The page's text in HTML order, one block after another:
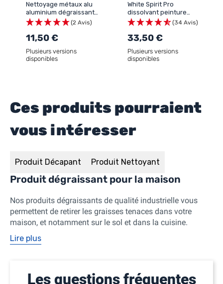
Nettoyage métaux alu
aluminium dégraissant
chaine velo moto auto
remplace le trichlo
ethylèn - NETTOYANT
DÉGRAISSANT TOUS
METAUX
(2 Avis)
11,50 €
Plusieurs versions
disponibles
White Spirit Pro
dissolvant peinture
solvantée
(34 Avis)
33,50 €
Plusieurs versions
disponibles
Ces produits pourraient
vous intéresser
Produit Décapant Produit Nettoyant
Produit dégraissant pour la maison
Nos produits dégraissants de qualité industrielle vous
permettent de retirer les graisses tenaces dans votre
maison, et notamment sur le sol et dans la cuisine.
Lire plus
Les questions fréquentes